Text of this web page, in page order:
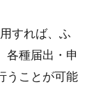
すれば、ふ
各種届出・申
うことが可能